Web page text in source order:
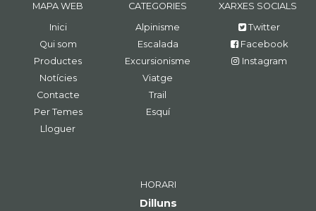
MAPA WEB
Inici
Qui som
Productes
Notícies
Contacte
Per Temes
Lloguer
CATEGORIES
Alpinisme
Escalada
Excursionisme
Viatge
Trail
Esquí
XARXES SOCIALS
Twitter
Facebook
Instagram
HORARI
Dilluns